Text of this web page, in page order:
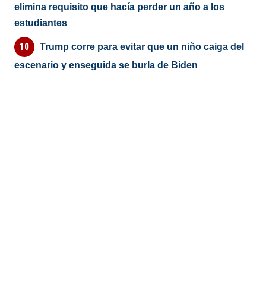
elimina requisito que hacía perder un año a los
estudiantes
Trump corre para evitar que un niño caiga del
escenario y enseguida se burla de Biden